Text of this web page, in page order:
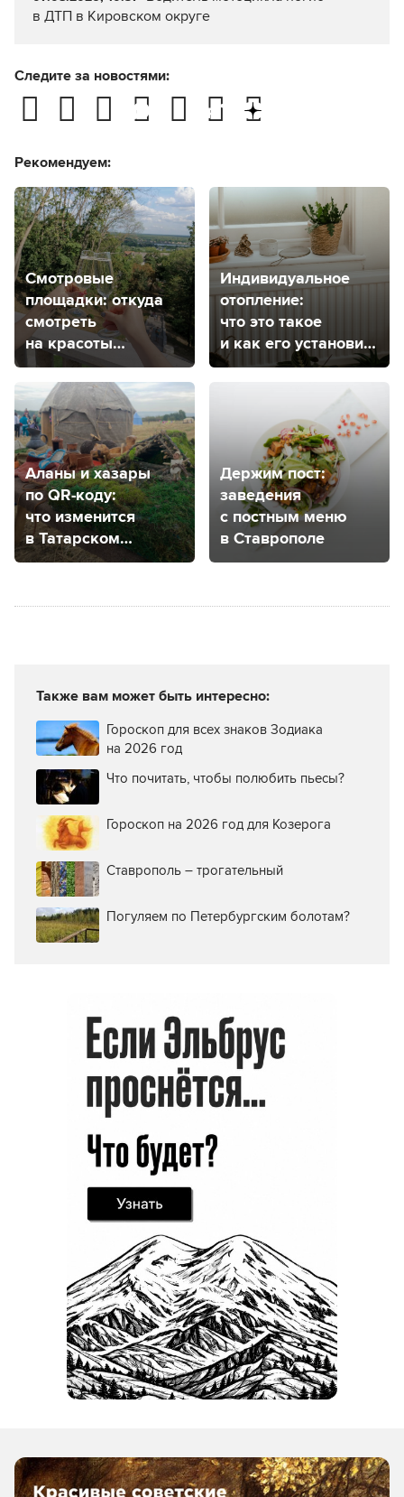
в ДТП в Кировском округе
Следите за новостями:
Рекомендуем:
Смотровые
площадки: откуда
смотреть
на красоты
Ставрополя
Индивидуальное
отопление:
что это такое
и как его установить
в Ставрополе?
Аланы и хазары
по QR-коду:
что изменится
в Татарском
городище?
Держим пост:
заведения
с постным меню
в Ставрополе
Также вам может быть интересно:
Гороскоп для всех знаков Зодиака
на 2026 год
Что почитать, чтобы полюбить пьесы?
Гороскоп на 2026 год для Козерога
Ставрополь – трогательный
Погуляем по Петербургским болотам?